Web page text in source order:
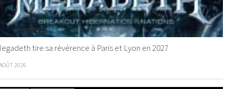
tire sa révérence à Paris et Lyon en 2027
2026